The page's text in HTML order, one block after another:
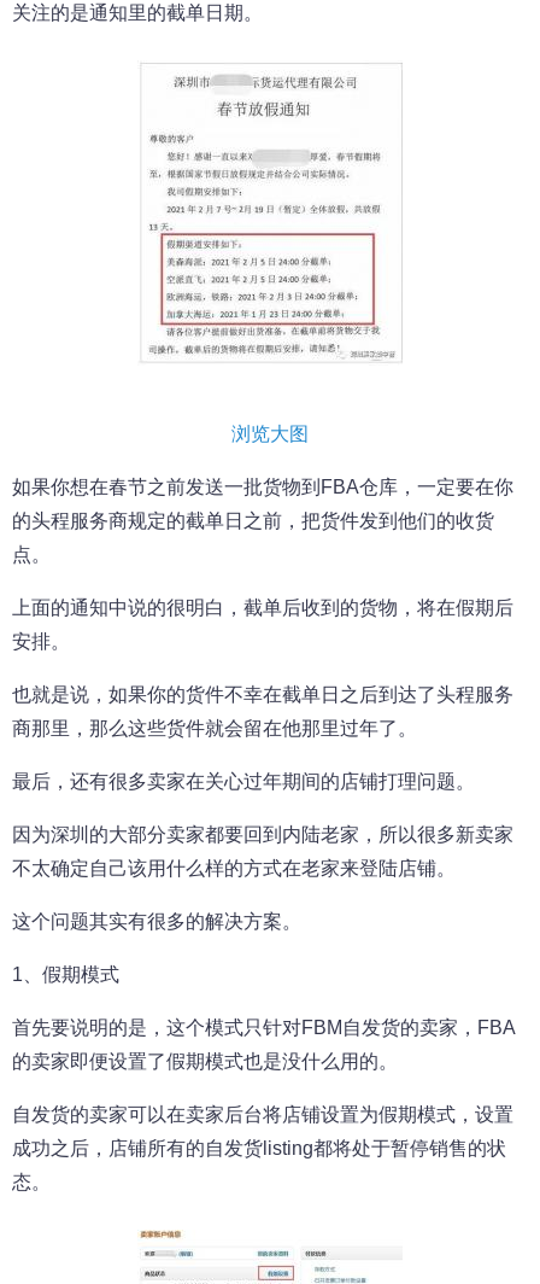
关注的是通知里的截单日期。
浏览大图
如果你想在春节之前发送一批货物到FBA仓库，一定要在你
的头程服务商规定的截单日之前，把货件发到他们的收货
点。
上面的通知中说的很明白，截单后收到的货物，将在假期后
安排。
也就是说，如果你的货件不幸在截单日之后到达了头程服务
商那里，那么这些货件就会留在他那里过年了。
最后，还有很多卖家在关心过年期间的店铺打理问题。
因为深圳的大部分卖家都要回到内陆老家，所以很多新卖家
不太确定自己该用什么样的方式在老家来登陆店铺。
这个问题其实有很多的解决方案。
1、假期模式
首先要说明的是，这个模式只针对FBM自发货的卖家，FBA
的卖家即便设置了假期模式也是没什么用的。
自发货的卖家可以在卖家后台将店铺设置为假期模式，设置
成功之后，店铺所有的自发货listing都将处于暂停销售的状
态。